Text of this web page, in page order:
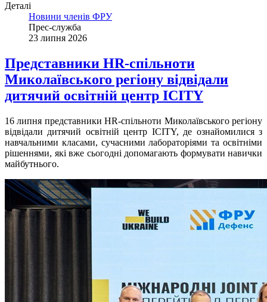
Деталі
Новини членів ФРУ
Прес-служба
23 липня 2026
Представники HR-спільноти
Миколаївського регіону відвідали
дитячий освітній центр ICITY
16 липня представники HR-спільноти Миколаївського регіону
відвідали дитячий освітній центр ICITY, де ознайомилися з
навчальними класами, сучасними лабораторіями та освітніми
рішеннями, які вже сьогодні допомагають формувати навички
майбутнього.